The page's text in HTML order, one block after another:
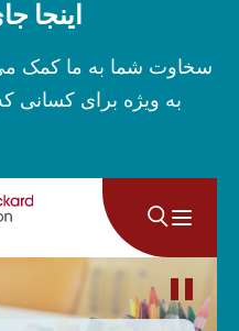
اینجا
سخاوت شما به ما کمک
به ویژه برای کسانی